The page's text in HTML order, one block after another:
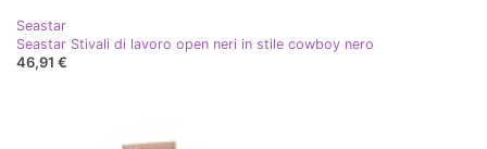
Seastar
Seastar Stivali di lavoro open neri in stile cowboy nero
46,91 €